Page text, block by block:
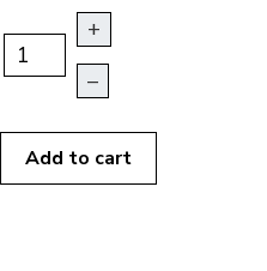
+
–
Add to cart